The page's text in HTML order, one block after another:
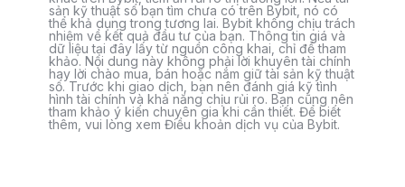
sản kỹ thuật số bạn tìm chưa có trên Bybit, nó có
thể khả dụng trong tương lai. Bybit không chịu trách
nhiệm về kết quả đầu tư của bạn. Thông tin giá và
dữ liệu tại đây lấy từ nguồn công khai, chỉ để tham
khảo. Nội dung này không phải lời khuyên tài chính
hay lời chào mua, bán hoặc nắm giữ tài sản kỹ thuật
số. Trước khi giao dịch, bạn nên đánh giá kỹ tình
hình tài chính và khả năng chịu rủi ro. Bạn cũng nên
tham khảo ý kiến chuyên gia khi cần thiết. Để biết
thêm, vui lòng xem Điều khoản dịch vụ của Bybit.